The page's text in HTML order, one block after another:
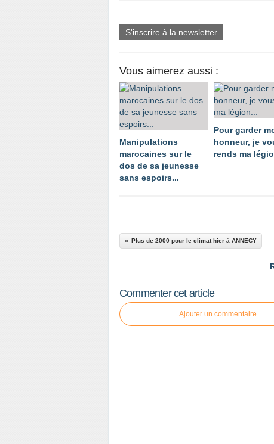
S'inscrire à la newsletter
Vous aimerez aussi :
Manipulations
marocaines sur le
dos de sa jeunesse
sans espoirs...
Pour garder
honneur, je
rends ma
Plus de 2000 pour le climat hier à ANNECY
Commenter cet article
Ajouter un commentaire